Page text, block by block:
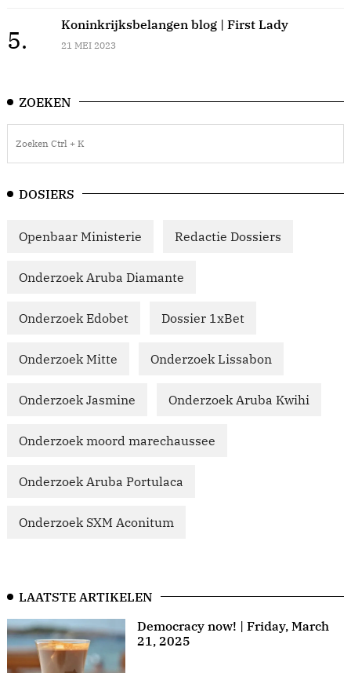
5.
Koninkrijksbelangen blog | First Lady
21 MEI 2023
ZOEKEN
DOSIERS
Openbaar Ministerie Redactie Dossiers
Onderzoek Aruba Diamante
Onderzoek Edobet Dossier 1xBet
Onderzoek Mitte Onderzoek Lissabon
Onderzoek Jasmine Onderzoek Aruba Kwihi
Onderzoek moord marechaussee
Onderzoek Aruba Portulaca
Onderzoek SXM Aconitum
LAATSTE ARTIKELEN
Democracy now! | Friday, March
21, 2025